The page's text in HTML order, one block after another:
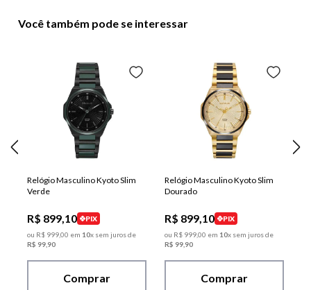
Você também pode se interessar
Relógio Masculino Kyoto Slim
Verde
R$ 899,10
PIX
ou R$ 99900 em 10x sem juros de
R$ 99 90
Comprar
Relógio Masculino Kyoto Slim
Dourado
R$ 899,10
PIX
ou R$ 99900 em 10x sem juros de
R$ 99 90
Comprar